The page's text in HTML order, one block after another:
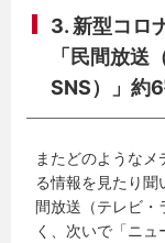
3. 新型コロ
「民間放送
SNS）」約6
またどのような
る情報を見たり聞
間放送（テレビ・
く、次いで「ニュ